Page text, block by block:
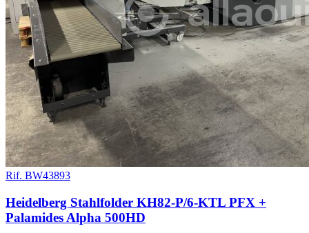
Rif. BW43893
Heidelberg Stahlfolder KH82-P/6-KTL PFX +
Palamides Alpha 500HD